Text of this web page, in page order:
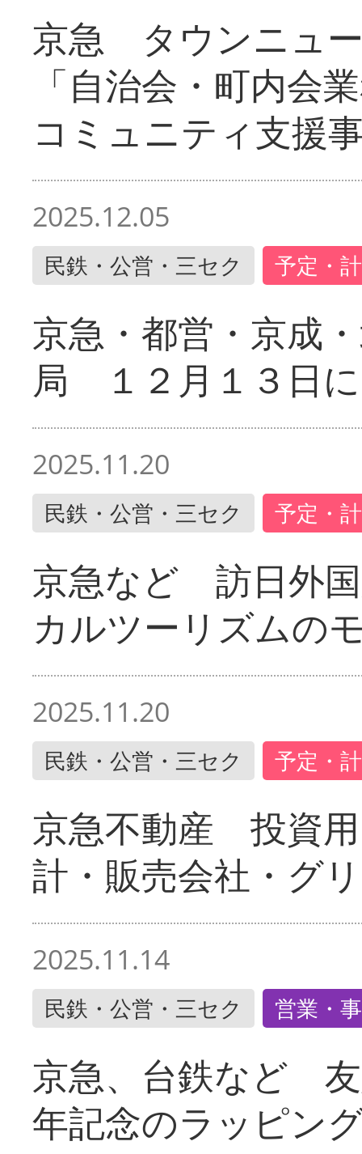
京急 タウンニュ
「自治会・町内会
コミュニティ支援
2025.12.05
民鉄・公営・三セク 予定・
京急・都営・京成
局 １２月１３日
2025.11.20
民鉄・公営・三セク 予定・
京急など 訪日外
カルツーリズムの
2025.11.20
民鉄・公営・三セク 予定・
京急不動産 投資
計・販売会社・グ
2025.11.14
民鉄・公営・三セク 営業・
京急、台鉄など
年記念のラッピン